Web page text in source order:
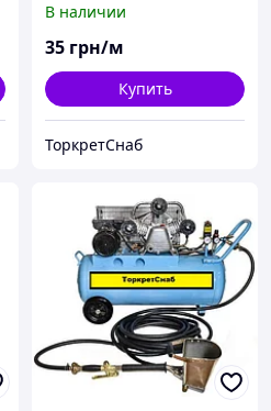
В наличии
35 грн/м
Купить
ТоркретСнаб